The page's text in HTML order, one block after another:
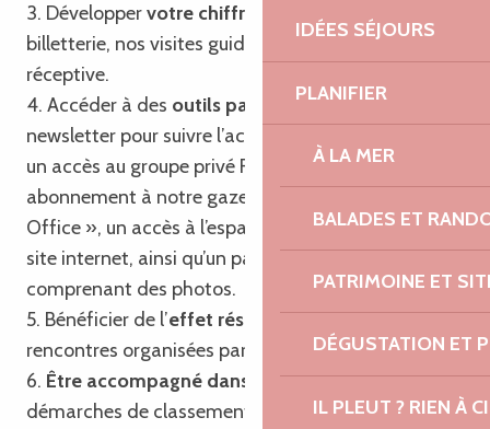
IDÉES SÉJOURS
PLANIFIER
À LA MER
BALADES ET
PATRIMOINE ET
DÉGUSTATION ET
IL PLEUT ? RIEN À
3. Développervotre chiffre d’affaires
grâce à notre
billetterie, nos visites guidées et notre agence
réceptive.
4. Accéder à des outils partagés tels que notre
newsletter pour suivre l’actualité touristique locale,
un accès au groupe privé Facebook, un
abonnement à notre gazette « Trégor Post
Office », un accès à l’espace professionnel de notre
site internet, ainsi qu’un pack communication
comprenant des photos.
5. Bénéficier de l’effet réseau
en participant aux
rencontres organisées par l’Office de Tourisme.
6. Être accompagné dans vos projetset
démarches de classement et de labellisation.